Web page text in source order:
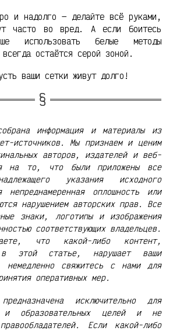
и надолго — делайте всё руками,
часто во вред. А если боитесь
использовать белые методы
остаётся серой зоной.
ваши сетки живут долго!
информация и материалы из
источников. Мы признаем и ценим
авторов, издателей и веб-
на то, что были приложены все
указания исходного
непреднамеренная оплошность или
нарушением авторских прав. Все
знаки, логотипы и изображения
соответствующих владельцев.
что какой-либо контент,
в этой статье, нарушает ваши
немедленно свяжитесь с нами для
оперативных мер.
исключительно для
и образовательных целей и не
Если какой-либо